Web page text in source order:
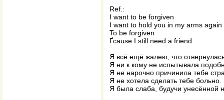
Ref.:
I want to be forgiven
I want to hold you in my arms again
To be forgiven
Ґcause I still need a friend
Я всё ещё жалею, что
Я ни к кому не испытывала
Я не нарочно причинила тебе
Я не хотела сделать тебе больно.
Я была слаба, будучи унесённой